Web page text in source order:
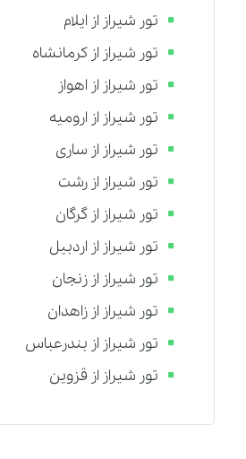
تور شیراز از ایلام
تور شیراز از کرمانشاه
تور شیراز از اهواز
تور شیراز از ارومیه
تور شیراز از ساری
تور شیراز از رشت
تور شیراز از گرگان
تور شیراز از اردبیل
تور شیراز از زنجان
تور شیراز از زاهدان
تور شیراز از بندرعباس
تور شیراز از قزوین